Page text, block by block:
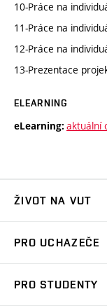
10-Práce na
11-Práce na
12-Práce na
13-Prezentace
ELEARNING
eLearning: aktuální
ŽIVOT NA VUT
Koleje
PRO UCHAZEČE
PRO STUDENTY